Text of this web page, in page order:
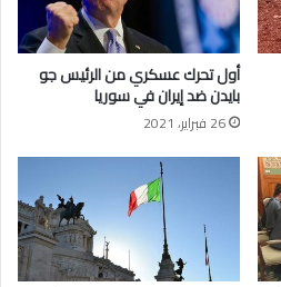
أول تحرك عسكري من الرئيس جو
بايدن ضد إيران في سوريا
26 فبراير، 2021